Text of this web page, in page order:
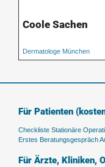
Coole Sachen
Dermatologe München
Für Patienten
Checkliste Stationäre
Erstes Beratungsgespräch
Für Ärzte, Kliniken,